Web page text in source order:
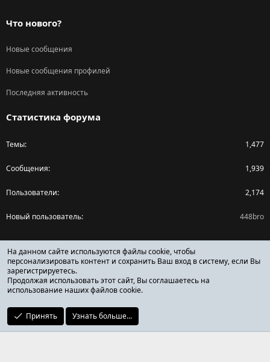
Что нового?
Новые сообщения
Новые сообщения профилей
Последняя активность
Статистика форума
Темы 1,477
Сообщения 1,939
Пользователи 2,174
Новый пользователь 448bro
Поделиться страницей
Facebook
X (Twitter)
Reddit
ОТЗЫВЫ ОНЛАЙН ФОРУМ
На данном сайте используются файлы cookie, чтобы
персонализировать контент и сохранить Ваш вход в систему, если Вы
зарегистрируетесь.
Продолжая использовать этот сайт, Вы соглашаетесь на
использование наших файлов cookie.
Принять Узнать больше...